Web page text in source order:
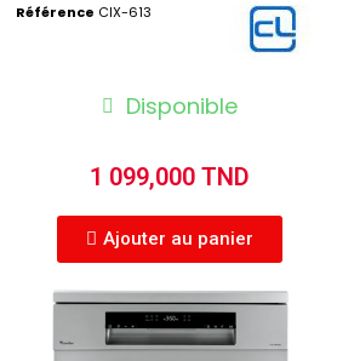
Référence CIX-613
Disponible
1 099,000 TND
Ajouter au panier